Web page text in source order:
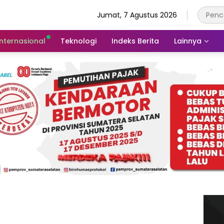
Jumat, 7 Agustus 2026
Teknologi Indeks Berita Lainnya